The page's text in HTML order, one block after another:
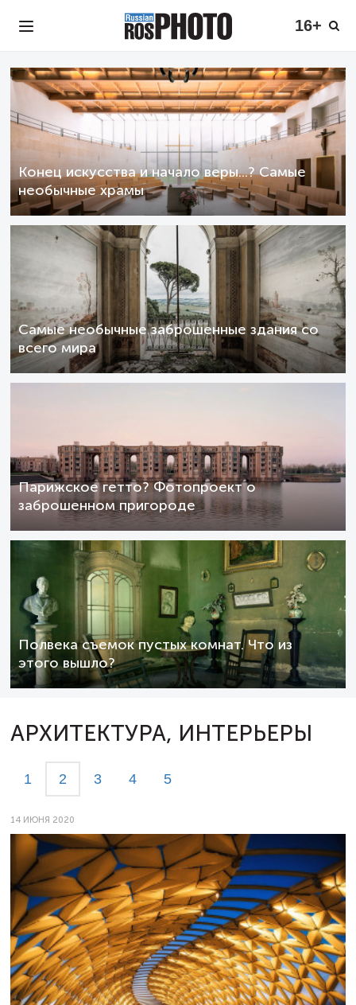
16+
Конец искусства и начало веры...? Самые
необычные храмы
Самые необычные заброшенные здания со
всего мира
Парижское гетто? Фотопроект о
заброшенном пригороде
Полвека съемок пустых комнат. Что из
этого вышло?
АРХИТЕКТУРА, ИНТЕРЬЕРЫ
1 2 3 4 5
14 ИЮНЯ 2020